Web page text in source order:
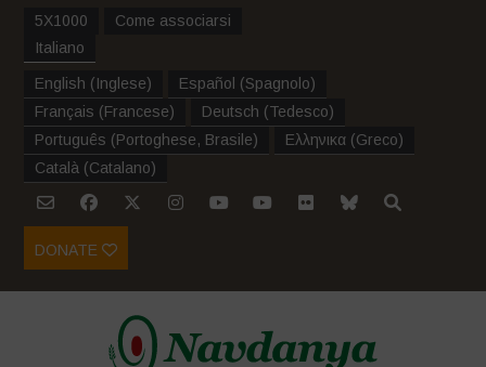
5X1000
Come associarsi
Italiano
English (Inglese) Español (Spagnolo)
Français (Francese) Deutsch (Tedesco)
Português (Portoghese, Brasile) Ελληνικα (Greco)
Català (Catalano)
DONATE